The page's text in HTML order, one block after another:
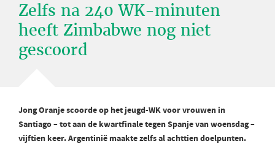
Zelfs na 240 WK-minuten
heeft Zimbabwe nog niet
gescoord
Jong Oranje scoorde op het jeugd-WK voor vrouwen in
Santiago – tot aan de kwartfinale tegen Spanje van woensdag –
vijftien keer. Argentinië maakte zelfs al achttien doelpunten.